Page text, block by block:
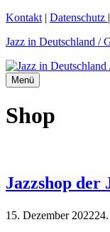
Zum
springen
Kontakt | Datenschutz |
Jazz in Deutschland /
Menü
Shop
Jazzshop der
15. Dezember 2022